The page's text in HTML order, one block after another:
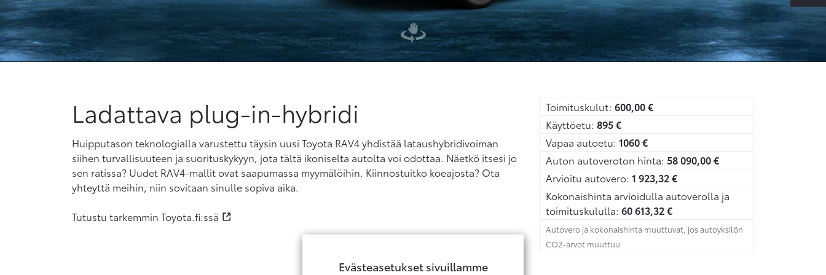
Ladattava plug-in-hybridi
Huipputason teknologialla varustettu täysin uusi Toyota RAV4 yhdistää lataushybridivoiman
siihen turvallisuuteen ja suorituskykyyn, jota tältä ikoniselta autolta voi odottaa. Näetkö itsesi jo
sen ratissa? Uudet RAV4-mallit ovat saapumassa myymälöihin. Kiinnostuitko koeajosta? Ota
yhteyttä meihin, niin sovitaan sinulle sopiva aika.
Tutustu tarkemmin Toyota.fi:ssä
Toimituskulut: 600,00€
Käyttöetu: 895€
Vapaa autoetu: 1060€
Auton autoveroton hinta: 58 090,00€
Arvioitu autovero: 1 923,32€
Kokonaishinta arvioidulla autoverolla ja
toimituskululla: 60 613,32€
Autovero ja kokonaishinta muuttuvat, jos autoyksilön
CO2-arvot muuttuu
Evästeasetukset sivuillamme